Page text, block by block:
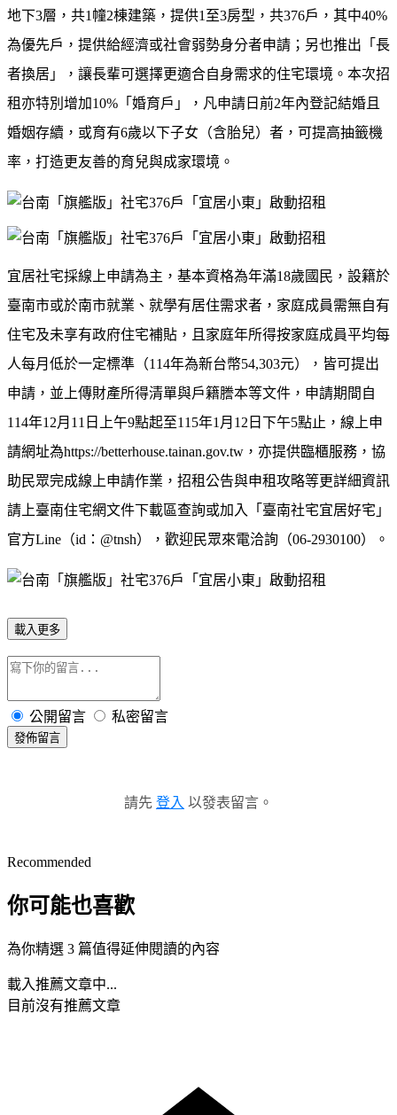
地下3層，共1 幢2棟建築，提供1 至3房型，共376戶，其中40%
為優先戶，提供給經濟或社會弱勢身分者申請；另也推出「長
者換居」，讓長輩可選擇更適合自身需求的住宅環境。本次招
租亦特別增加10% 「婚育戶」，凡申請日前2年內登記結婚且
婚姻存續，或育有6歲以下子女（含胎兒）者，可提高抽籤機
率，打造更友善的育兒與成家環境。
宜居社宅採線上申請為主，基本資格為年滿18歲國民，設籍於
臺南市或於南市就業、就學有居住需求者，家庭成員需無自有
住宅及未享有政府住宅補貼，且家庭年所得按家庭成員平均每
人每月低於一定標準（114年為新台幣54,303元），皆可提出
申請，並上傳財產所得清單與戶籍謄本等文件，申請期間自
114年12月 11 日上午9點起至115年1 月 12 日下午5點止，線上申
請網址為https://betterhouse.tainan.gov.tw ，亦提供臨櫃服務，協
助民眾完成線上申請作業，招租公告與申租攻略等更詳細資訊
請上臺南住宅網文件下載區查詢或加入「臺南社宅宜居好宅」
官方Line （id ： @tnsh），歡迎民眾來電洽詢（06-2930100）。
載入更多
公開留言 私密留言
發佈留言
請先 登入 以發表留言。
Recommended
你可能也喜歡
為你精選 3 篇值得延伸閱讀的內容
載入推薦文章中...
目前沒有推薦文章